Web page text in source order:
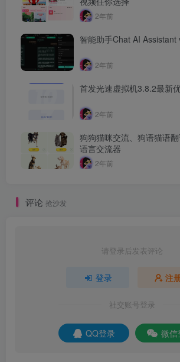
2年前
智能助手Chat AI Assistant
2年前
首发光速虚拟机3.8.2最新
2年前
狗狗猫咪交流、狗语猫语
语言交流器
2年前
评论 抢沙发
请登录后发表评论
登录 注
社交账号登录
QQ登录 微信